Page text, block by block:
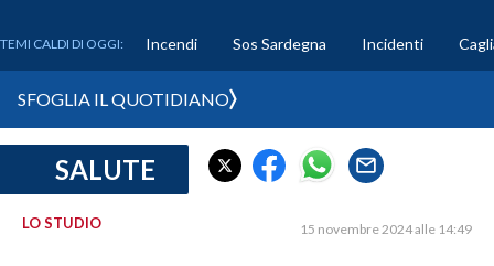
CRONACA SARDEGNA
TEMI CALDI DI OGGI: Incendi Sos Sardegna Incidenti
SFOGLIA IL QUOTIDIANO
SALUTE
LO STUDIO 15 novembre 2024 alle 14:49